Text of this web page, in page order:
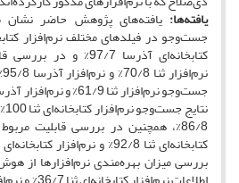
یافته‌ها: یافته‌های پژوهش حاضر
کتابخانه‌ای آذرسا 97/
86/8%، همچنین در بررسی قابلیت
بررسی میزان بهره‌مندی نرم‌افزارها از